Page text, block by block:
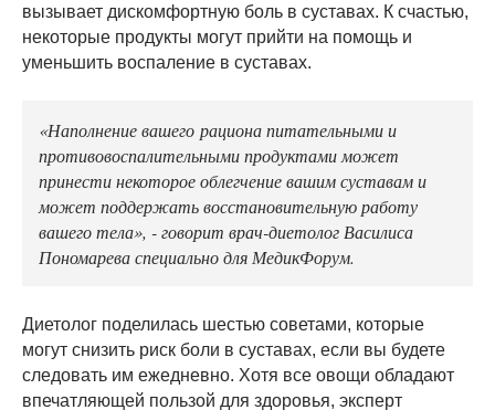
вызывает дискомфортную боль в суставах. К счастью,
некоторые продукты могут прийти на помощь и
уменьшить воспаление в суставах.
«Наполнение вашего рациона питательными и
противовоспалительными продуктами может
принести некоторое облегчение вашим суставам и
может поддержать восстановительную работу
вашего тела», - говорит врач-диетолог Василиса
Пономарева специально для МедикФорум.
Диетолог поделилась шестью советами, которые
могут снизить риск боли в суставах, если вы будете
следовать им ежедневно. Хотя все овощи обладают
впечатляющей пользой для здоровья, эксперт